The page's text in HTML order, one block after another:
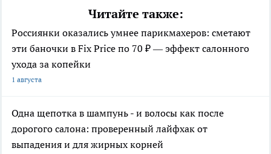
Читайте также:
Россиянки оказались умнее парикмахеров: сметают
эти баночки в Fix Price по 70 ₽ — эффект салонного
ухода за копейки
1 августа
Одна щепотка в шампунь - и волосы как после
дорогого салона: проверенный лайфхак от
выпадения и для жирных корней